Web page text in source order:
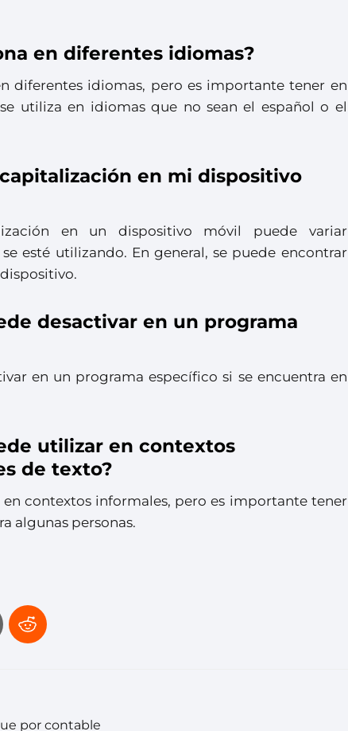
en diferentes idiomas?
diferentes idiomas, pero es importante tener en
utiliza en idiomas que no sean el español o el
en mi dispositivo
en un dispositivo móvil puede variar
esté utilizando. En general, se puede encontrar
desactivar en un programa
en un programa específico si se encuentra en
utilizar en contextos
de texto?
contextos informales, pero es importante tener
algunas personas.
por contable